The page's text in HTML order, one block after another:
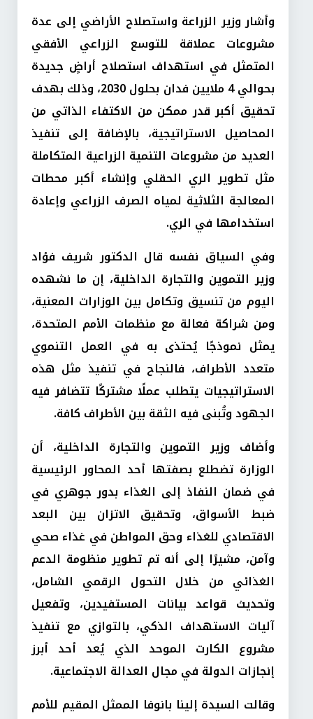
وأشار وزير الزراعة واستصلاح الأراضي إلى عدة
مشروعات عملاقة للتوسع الزراعي الأفقي
المتمثل في استهداف استصلاح أراضٍ جديدة
بحوالي 4 ملايين فدان بحلول 2030، وذلك بهدف
تحقيق أكبر قدر ممكن من الاكتفاء الذاتي من
المحاصيل الاستراتيجية، بالإضافة إلى تنفيذ
العديد من مشروعات التنمية الزراعية المتكاملة
مثل تطوير الري الحقلي وإنشاء أكبر محطات
المعالجة الثلاثية لمياه الصرف الزراعي وإعادة
استخدامها في الري.
وفي السياق نفسه قال الدكتور شريف فؤاد
وزير التموين والتجارة الداخلية، إن ما نشهده
اليوم من تنسيق وتكامل بين الوزارات المعنية،
ومن شراكة فعالة مع منظمات الأمم المتحدة،
يمثل نموذجًا يُحتذى به في العمل التنموي
متعدد الأطراف، فالنجاح في تنفيذ مثل هذه
الاستراتيجيات يتطلب عملًا مشتركًا تتضافر فيه
الجهود وتُبنى فيه الثقة بين الأطراف كافة.
وأضاف وزير التموين والتجارة الداخلية، أن
الوزارة تضطلع بصفتها أحد المحاور الرئيسية
في ضمان النفاذ إلى الغذاء بدور جوهري في
ضبط الأسواق، وتحقيق الاتزان بين البعد
الاقتصادي للغذاء وحق المواطن في غذاء صحي
وآمن، مشيرًا إلى أنه تم تطوير منظومة الدعم
الغذائي من خلال التحول الرقمي الشامل،
وتحديث قواعد بيانات المستفيدين، وتفعيل
آليات الاستهداف الذكي، بالتوازي مع تنفيذ
مشروع الكارت الموحد الذي يُعد أحد أبرز
إنجازات الدولة في مجال العدالة الاجتماعية.
وقالت السيدة إلينا بانوفا الممثل المقيم للأمم